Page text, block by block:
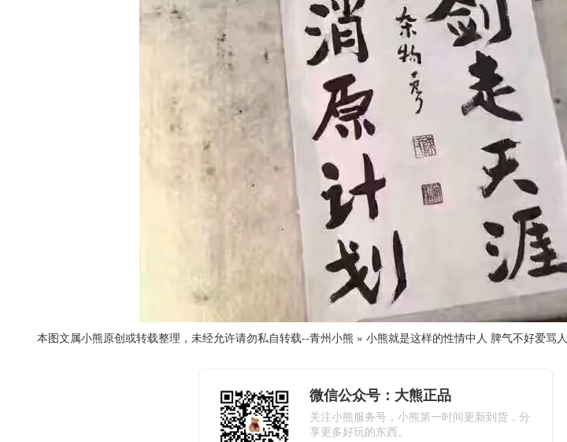
本图文属小熊原创或转载整理，未经允许请勿私自转载--青州小熊 » 小熊就是这样的性情中人 脾气不好爱骂人
微信公众号：大熊正品
关注小熊服务号，小熊第一时间更新到货，分
享更多好玩的东西。